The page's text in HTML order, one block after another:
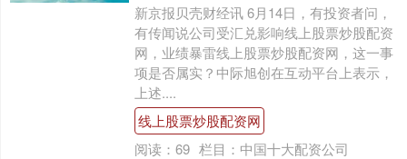
新京报贝壳财经讯 6月14日，有投资者问，
有传闻说公司受汇兑影响线上股票炒股配资
网，业绩暴雷线上股票炒股配资网，这一事
项是否属实？中际旭创在互动平台上表示，
上述....
线上股票炒股配资网
阅读： 69 栏目： 中国十大配资公司